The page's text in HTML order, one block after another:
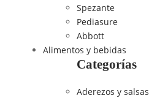
Spezante
Pediasure
Abbott
Alimentos y bebidas
Categorías
Aderezos y salsas